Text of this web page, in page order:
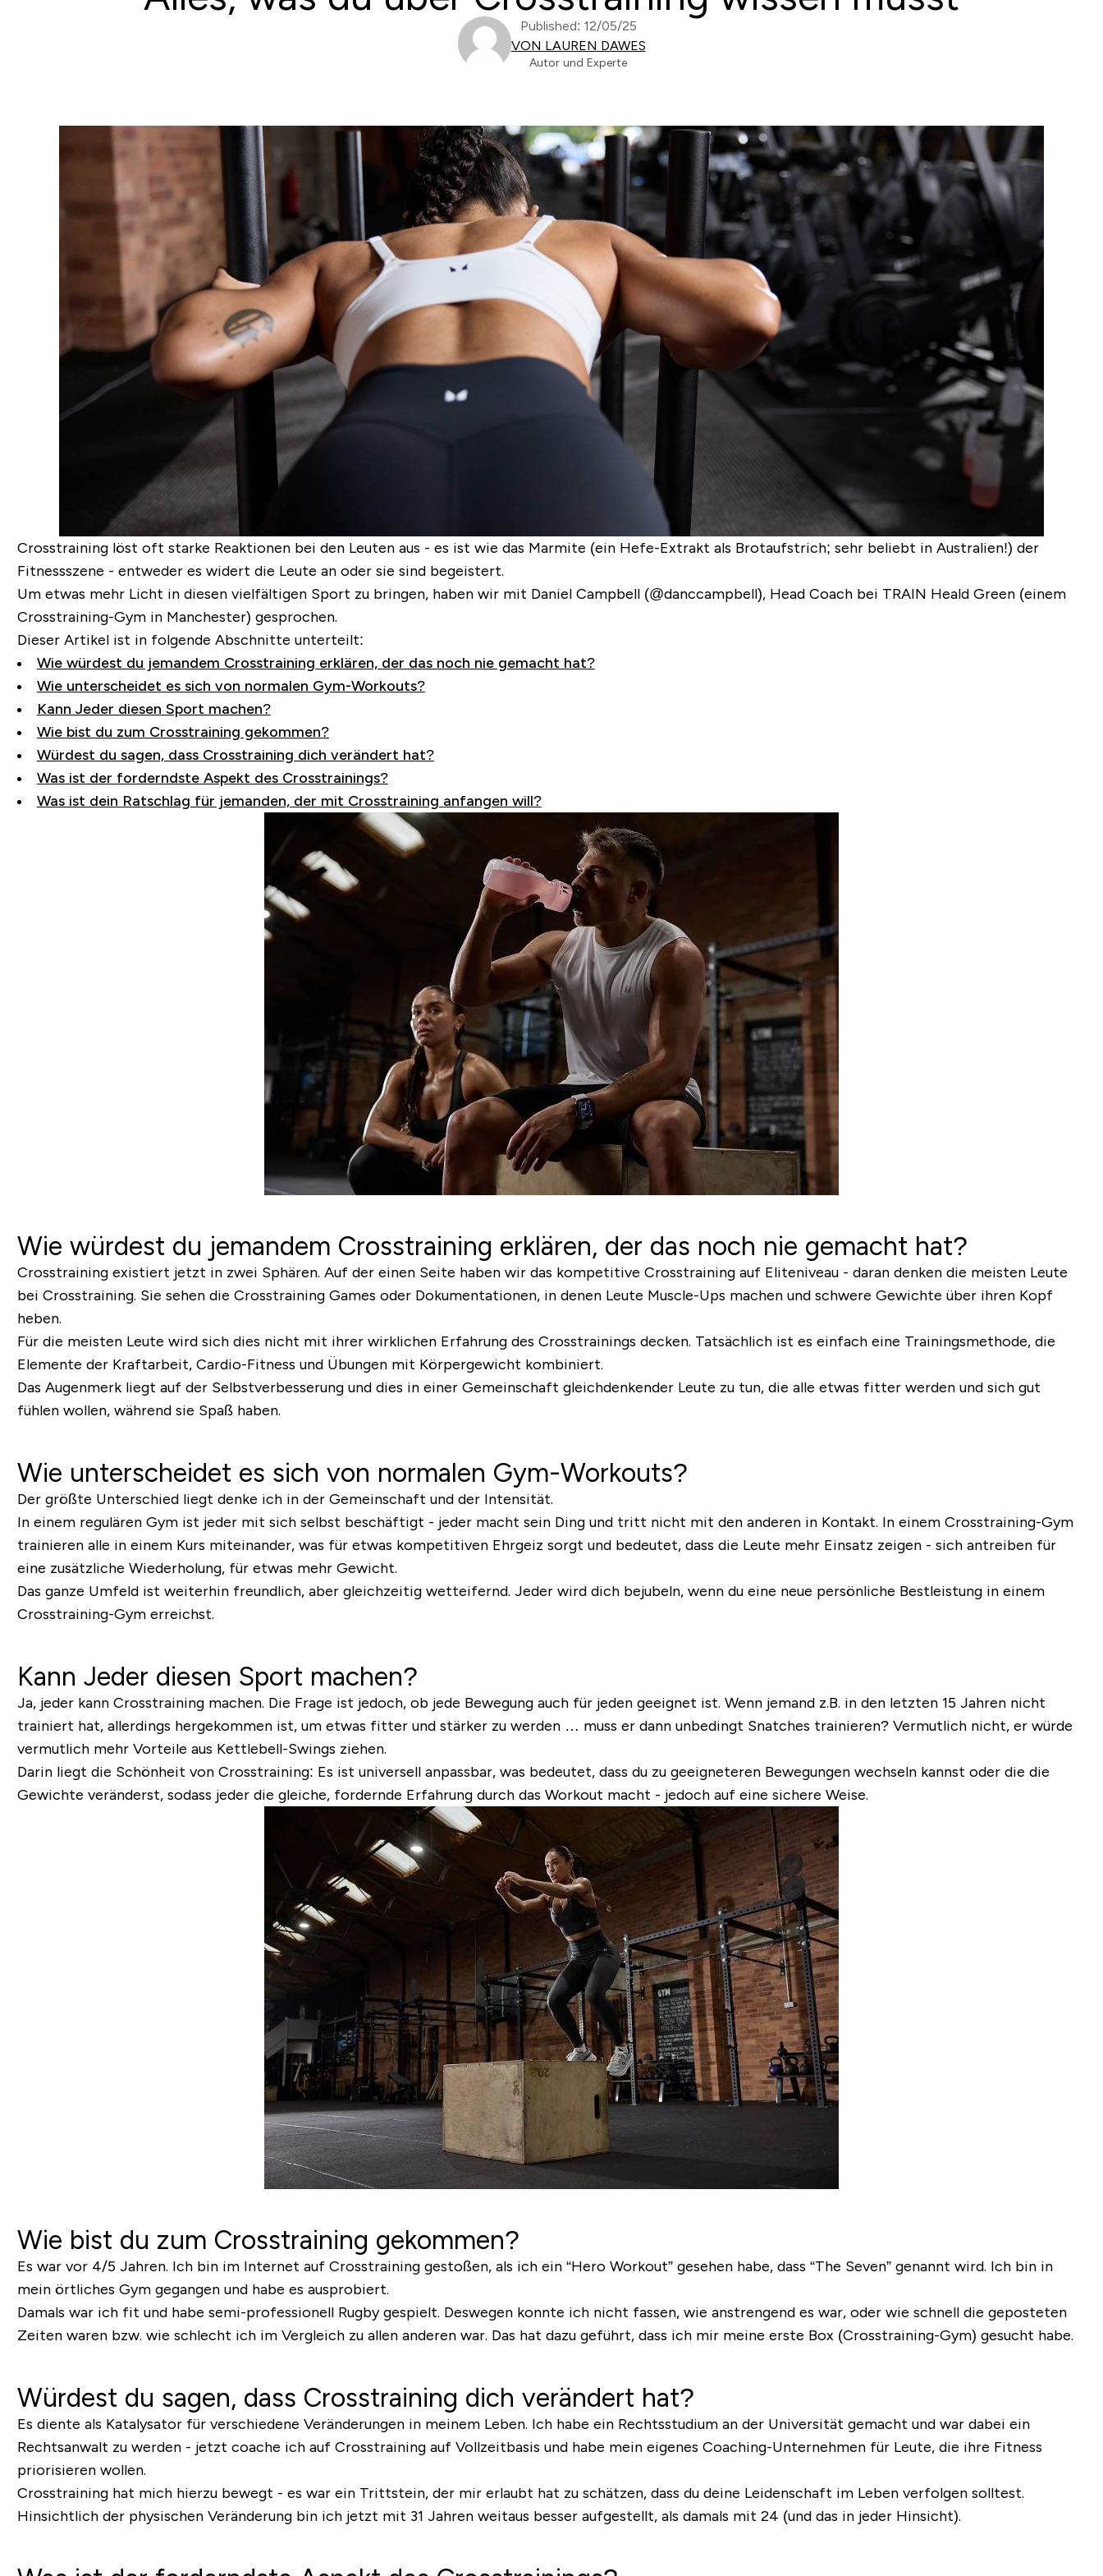
Published: 12/05/25
VON LAUREN DAWES
Autor und Experte
Crosstraining löst oft starke Reaktionen bei den Leuten aus - es ist wie das Marmite (ein Hefe-Extrakt als Brotaufstrich; sehr beliebt in Australien!) der
Fitnessszene - entweder es widert die Leute an oder sie sind begeistert.
Um etwas mehr Licht in diesen vielfältigen Sport zu bringen, haben wir mit Daniel Campbell (@danccampbell), Head Coach bei TRAIN Heald Green (einem
Crosstraining-Gym in Manchester) gesprochen.
Dieser Artikel ist in folgende Abschnitte unterteilt:
Wie würdest du jemandem Crosstraining erklären, der das noch nie gemacht hat?
Wie unterscheidet es sich von normalen Gym-Workouts?
Kann Jeder diesen Sport machen?
Wie bist du zum Crosstraining gekommen?
Würdest du sagen, dass Crosstraining dich verändert hat?
Was ist der forderndste Aspekt des Crosstrainings?
Was ist dein Ratschlag für jemanden, der mit Crosstraining anfangen will?
Wie würdest du jemandem Crosstraining erklären, der das noch nie gemacht hat?
Crosstraining existiert jetzt in zwei Sphären. Auf der einen Seite haben wir das kompetitive Crosstraining auf Eliteniveau - daran denken die meisten Leute
bei Crosstraining. Sie sehen die Crosstraining Games oder Dokumentationen, in denen Leute Muscle-Ups machen und schwere Gewichte über ihren Kopf
heben.
Für die meisten Leute wird sich dies nicht mit ihrer wirklichen Erfahrung des Crosstrainings decken. Tatsächlich ist es einfach eine Trainingsmethode, die
Elemente der Kraftarbeit, Cardio-Fitness und Übungen mit Körpergewicht kombiniert.
Das Augenmerk liegt auf der Selbstverbesserung und dies in einer Gemeinschaft gleichdenkender Leute zu tun, die alle etwas fitter werden und sich gut
fühlen wollen, während sie Spaß haben.
Wie unterscheidet es sich von normalen Gym-Workouts?
Der größte Unterschied liegt denke ich in der Gemeinschaft und der Intensität.
In einem regulären Gym ist jeder mit sich selbst beschäftigt - jeder macht sein Ding und tritt nicht mit den anderen in Kontakt. In einem Crosstraining-Gym
trainieren alle in einem Kurs miteinander, was für etwas kompetitiven Ehrgeiz sorgt und bedeutet, dass die Leute mehr Einsatz zeigen - sich antreiben für
eine zusätzliche Wiederholung, für etwas mehr Gewicht.
Das ganze Umfeld ist weiterhin freundlich, aber gleichzeitig wetteifernd. Jeder wird dich bejubeln, wenn du eine neue persönliche Bestleistung in einem
Crosstraining-Gym erreichst.
Kann Jeder diesen Sport machen?
Ja, jeder kann Crosstraining machen. Die Frage ist jedoch, ob jede Bewegung auch für jeden geeignet ist. Wenn jemand z.B. in den letzten 15 Jahren nicht
trainiert hat, allerdings hergekommen ist, um etwas fitter und stärker zu werden … muss er dann unbedingt Snatches trainieren? Vermutlich nicht, er würde
vermutlich mehr Vorteile aus Kettlebell-Swings ziehen.
Darin liegt die Schönheit von Crosstraining: Es ist universell anpassbar, was bedeutet, dass du zu geeigneteren Bewegungen wechseln kannst oder die die
Gewichte veränderst, sodass jeder die gleiche, fordernde Erfahrung durch das Workout macht - jedoch auf eine sichere Weise.
Wie bist du zum Crosstraining gekommen?
Es war vor 4/5 Jahren. Ich bin im Internet auf Crosstraining gestoßen, als ich ein “Hero Workout” gesehen habe, dass “The Seven” genannt wird. Ich bin in
mein örtliches Gym gegangen und habe es ausprobiert.
Damals war ich fit und habe semi-professionell Rugby gespielt. Deswegen konnte ich nicht fassen, wie anstrengend es war, oder wie schnell die geposteten
Zeiten waren bzw. wie schlecht ich im Vergleich zu allen anderen war. Das hat dazu geführt, dass ich mir meine erste Box (Crosstraining-Gym) gesucht habe.
Würdest du sagen, dass Crosstraining dich verändert hat?
Es diente als Katalysator für verschiedene Veränderungen in meinem Leben. Ich habe ein Rechtsstudium an der Universität gemacht und war dabei ein
Rechtsanwalt zu werden - jetzt coache ich auf Crosstraining auf Vollzeitbasis und habe mein eigenes Coaching-Unternehmen für Leute, die ihre Fitness
priorisieren wollen.
Crosstraining hat mich hierzu bewegt - es war ein Trittstein, der mir erlaubt hat zu schätzen, dass du deine Leidenschaft im Leben verfolgen solltest.
Hinsichtlich der physischen Veränderung bin ich jetzt mit 31 Jahren weitaus besser aufgestellt, als damals mit 24 (und das in jeder Hinsicht).